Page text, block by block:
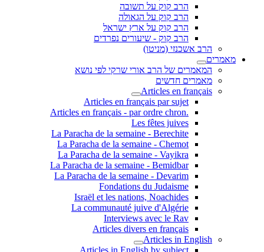
הרב קוק על תשובה
הרב קוק על הגאולה
הרב קוק על ארץ ישראל
הרב קוק - שיעורים נפרדים
הרב אשכנזי (מניטו)
מאמרים
המאמרים של הרב אורי שרקי לפי נושא
מאמרים חדשים
Articles en français
Articles en français par sujet
.Articles en français - par ordre chron
Les fêtes juives
La Paracha de la semaine - Berechite
La Paracha de la semaine - Chemot
La Paracha de la semaine - Vayikra
La Paracha de la semaine - Bemidbar
La Paracha de la semaine - Devarim
Fondations du Judaisme
Israël et les nations, Noachides
La communauté juive d'Algérie
Interviews avec le Rav
Articles divers en français
Articles in English
Articles in English by subject